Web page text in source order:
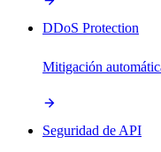
DDoS Protection
Mitigación
Seguridad de API